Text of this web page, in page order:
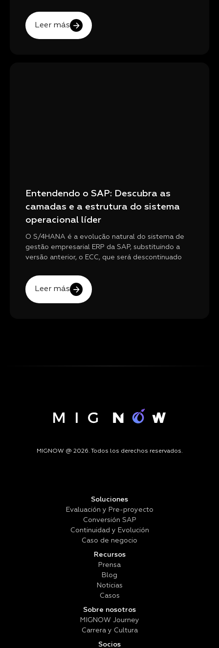
Leer más
Entendendo o SAP: Descubra as
camadas e a estrutura do sistema
operacional líder
O S/4HANA é a evolução natural do sistema de
gestão empresarial ERP da SAP, substituindo a
versão anterior, o ECC, que será descontinuado
Leer más
MIGNOW @ 2026. Todos los derechos reservados.
Soluciones
Evaluación y Pre-proyecto
Conversión SAP
Continuidad y Evolución
Caso de negocio
Recursos
Prensa
Blog
Noticias
Casos
Sobre nosotros
MIGNOW Journey
Carrera y Cultura
Socios